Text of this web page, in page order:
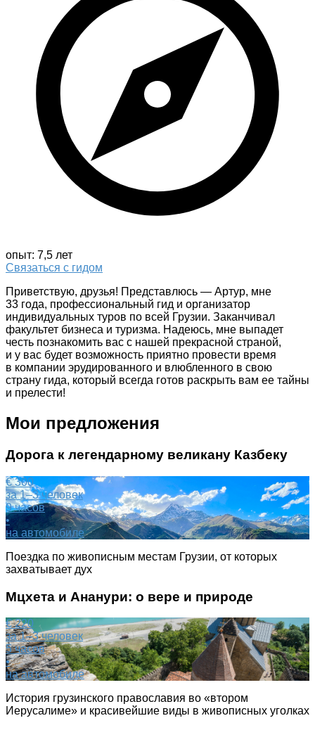
опыт: 7,5 лет
Связаться с гидом
Приветствую, друзья! Представлюсь — Артур, мне
33 года, профессиональный гид и организатор
индивидуальных туров по всей Грузии. Заканчивал
факультет бизнеса и туризма. Надеюсь, мне выпадет
честь познакомить вас с нашей прекрасной страной,
и у вас будет возможность приятно провести время
в компании эрудированного и влюбленного в свою
страну гида, который всегда готов раскрыть вам ее тайны
и прелести!
Мои предложения
Дорога к легендарному великану Казбеку
€ 300
за 1–3 человек
9 часов
•
на автомобиле
Поездка по живописным местам Грузии, от которых
захватывает дух
Мцхета и Ананури: о вере и природе
€ 220
за 1–3 человек
5 часов
•
на автомобиле
История грузинского православия во «втором
Иерусалиме» и красивейшие виды в живописных уголках